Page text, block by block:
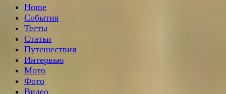
Home
События
Тесты
Статьи
Путешествия
Интервью
Мото
Фото
Видео